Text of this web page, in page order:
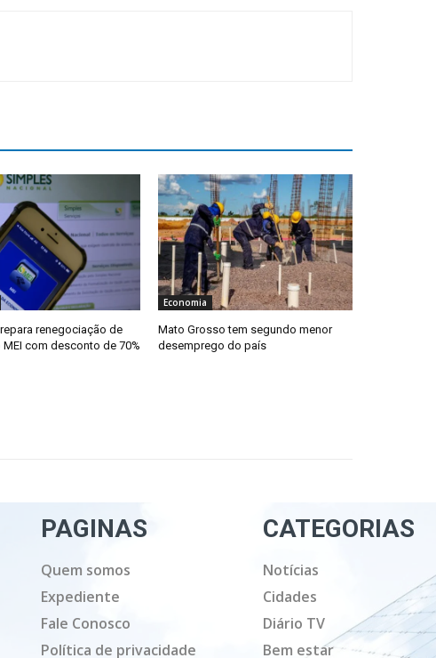
renegociação de
com desconto de 70%
Economia
Mato Grosso tem segundo menor
desemprego do país
PAGINAS
Quem somos
Expediente
Fale Conosco
Política de privacidade
CATEGORIAS
Notícias
Cidades
Diário TV
Bem estar